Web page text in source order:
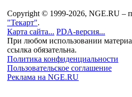
Copyright © 1999-2026, NGE.RU –
"Текарт".
Карта сайта... PDA-версия...
При любом использовании
ссылка обязательна.
Политика конфиденциальности
Пользовательское соглашение
Реклама на NGE.RU